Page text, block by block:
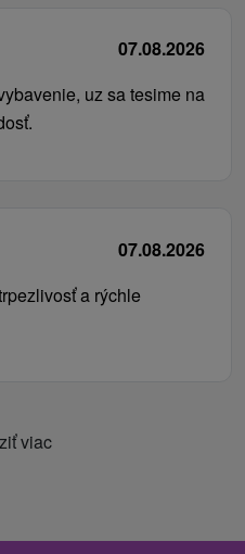
07.08.2026
uz sa tesime na
07.08.2026
a rýchle
viac